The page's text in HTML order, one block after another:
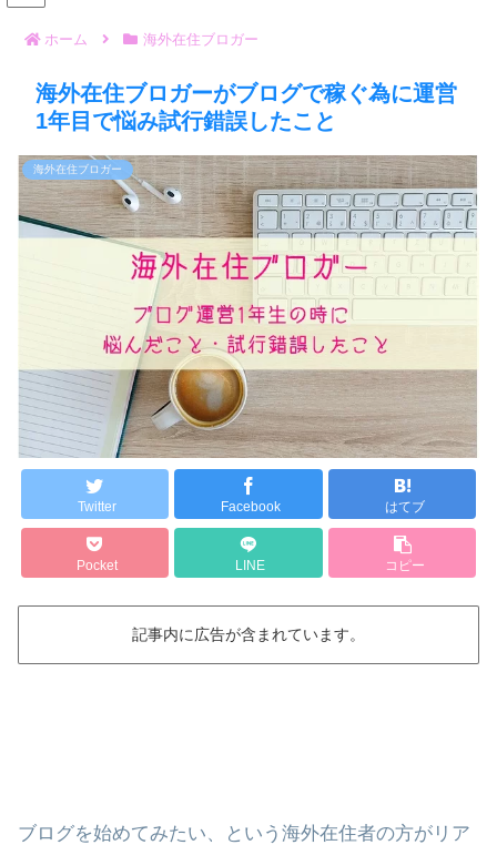
ホーム 海外在住ブロガー
海外在住ブロガーがブログで稼ぐ為に運営
1年目で悩み試行錯誤したこと
海外在住ブロガー
Twitter Facebook はてブ
Pocket LINE コピー
記事内に広告が含まれています。
ブログを始めてみたい、という海外在住者の方がリア